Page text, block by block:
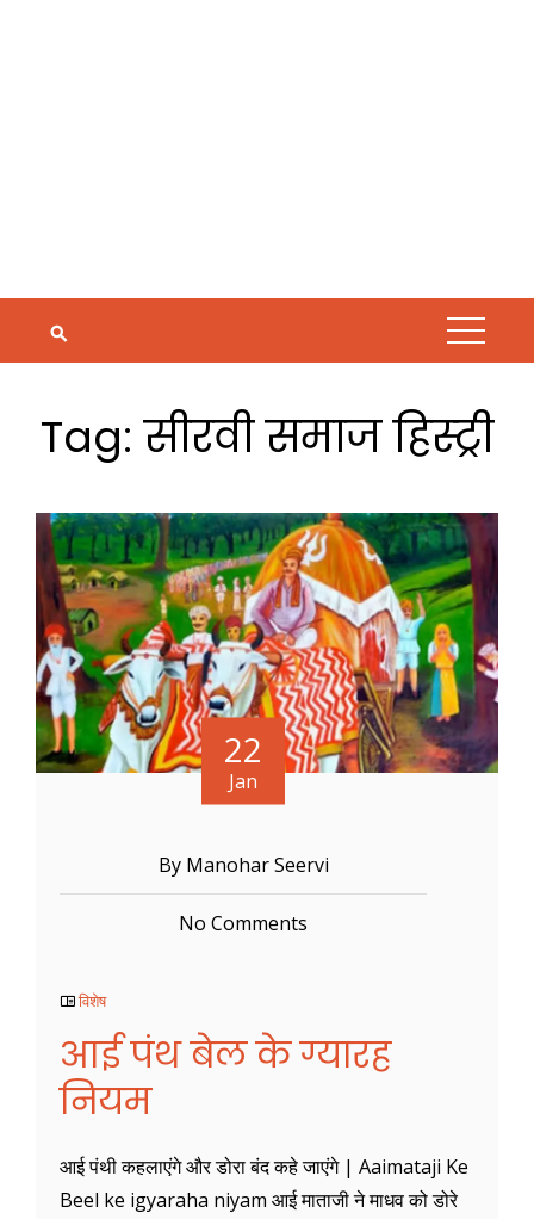
Tag:सीरवी समाज हिस्ट्री
22
Jan
By Manohar Seervi
No Comments
विशेष
आई पंथ बेल के ग्यारह
नियम
आई पंथी कहलाएंगे और डोरा बंद कहे जाएंगे | Aaimataji Ke
Beel ke igyaraha niyam आई माताजी ने माधव को डोरे